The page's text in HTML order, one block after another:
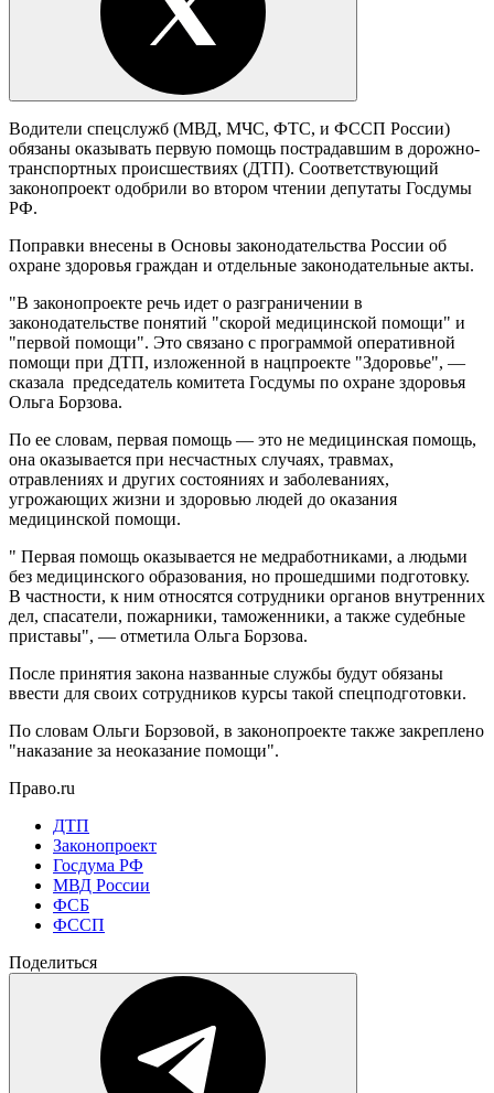
Водители спецслужб (МВД, МЧС, ФТС, и ФССП России)
обязаны оказывать первую помощь пострадавшим в дорожно-
транспортных происшествиях (ДТП). Соответствующий
законопроект одобрили во втором чтении депутаты Госдумы
РФ.
Поправки внесены в Основы законодательства России об
охране здоровья граждан и отдельные законодательные акты.
"В законопроекте речь идет о разграничении в
законодательстве понятий "скорой медицинской помощи" и
"первой помощи". Это связано с программой оперативной
помощи при ДТП, изложенной в нацпроекте "Здоровье", —
сказала председатель комитета Госдумы по охране здоровья
Ольга Борзова.
По ее словам, первая помощь — это не медицинская помощь,
она оказывается при несчастных случаях, травмах,
отравлениях и других состояниях и заболеваниях,
угрожающих жизни и здоровью людей до оказания
медицинской помощи.
" Первая помощь оказывается не медработниками, а людьми
без медицинского образования, но прошедшими подготовку.
В частности, к ним относятся сотрудники органов внутренних
дел, спасатели, пожарники, таможенники, а также судебные
приставы", — отметила Ольга Борзова.
После принятия закона названные службы будут обязаны
ввести для своих сотрудников курсы такой спецподготовки.
По словам Ольги Борзовой, в законопроекте также закреплено
"наказание за неоказание помощи".
Право.ru
ДТП
Законопроект
Госдума РФ
МВД России
ФСБ
ФССП
Поделиться